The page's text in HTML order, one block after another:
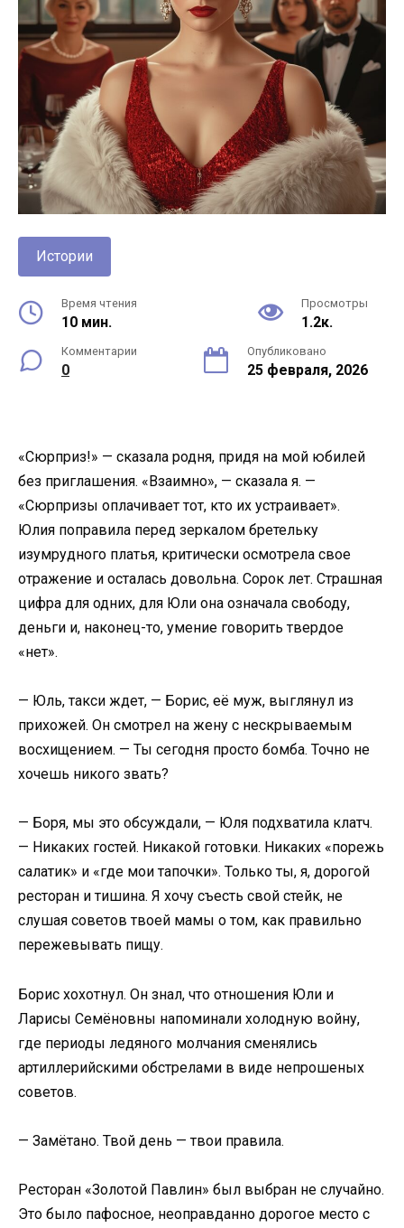
Истории
Время чтения
10 мин.
Просмотры
1.2к.
Комментарии
0
Опубликовано
25 февраля, 2026
«Сюрприз!» — сказала родня, придя на мой юбилей
без приглашения. «Взаимно», — сказала я. —
«Сюрпризы оплачивает тот, кто их устраивает».
Юлия поправила перед зеркалом бретельку
изумрудного платья, критически осмотрела свое
отражение и осталась довольна. Сорок лет. Страшная
цифра для одних, для Юли она означала свободу,
деньги и, наконец-то, умение говорить твердое
«нет».
— Юль, такси ждет, — Борис, её муж, выглянул из
прихожей. Он смотрел на жену с нескрываемым
восхищением. — Ты сегодня просто бомба. Точно не
хочешь никого звать?
— Боря, мы это обсуждали, — Юля подхватила клатч.
— Никаких гостей. Никакой готовки. Никаких «порежь
салатик» и «где мои тапочки». Только ты, я, дорогой
ресторан и тишина. Я хочу съесть свой стейк, не
слушая советов твоей мамы о том, как правильно
пережевывать пищу.
Борис хохотнул. Он знал, что отношения Юли и
Ларисы Семёновны напоминали холодную войну,
где периоды ледяного молчания сменялись
артиллерийскими обстрелами в виде непрошеных
советов.
— Замётано. Твой день — твои правила.
Ресторан «Золотой Павлин» был выбран не случайно.
Это было пафосное, неоправданно дорогое место с